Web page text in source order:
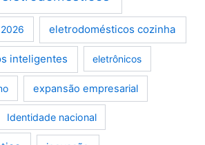
eletrodomésticos cozinha
inteligentes eletrônicos
expansão empresarial
Identidade nacional